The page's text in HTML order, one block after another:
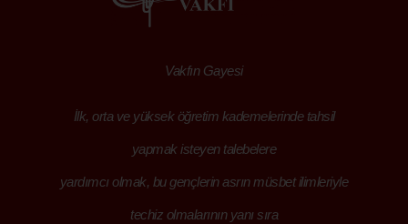
Vakfın Gayesi
İlk, orta ve yüksek öğretim kademelerinde tahsil
yapmak isteyen talebelere
yardımcı olmak, bu gençlerin asrın müsbet ilimleriyle
techiz olmalarının yanı sıra